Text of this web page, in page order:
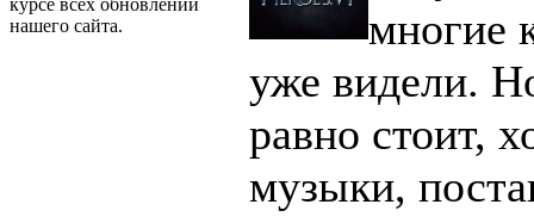
нашего сайта.
многие
уже видели.
равно стоит,
музыки,